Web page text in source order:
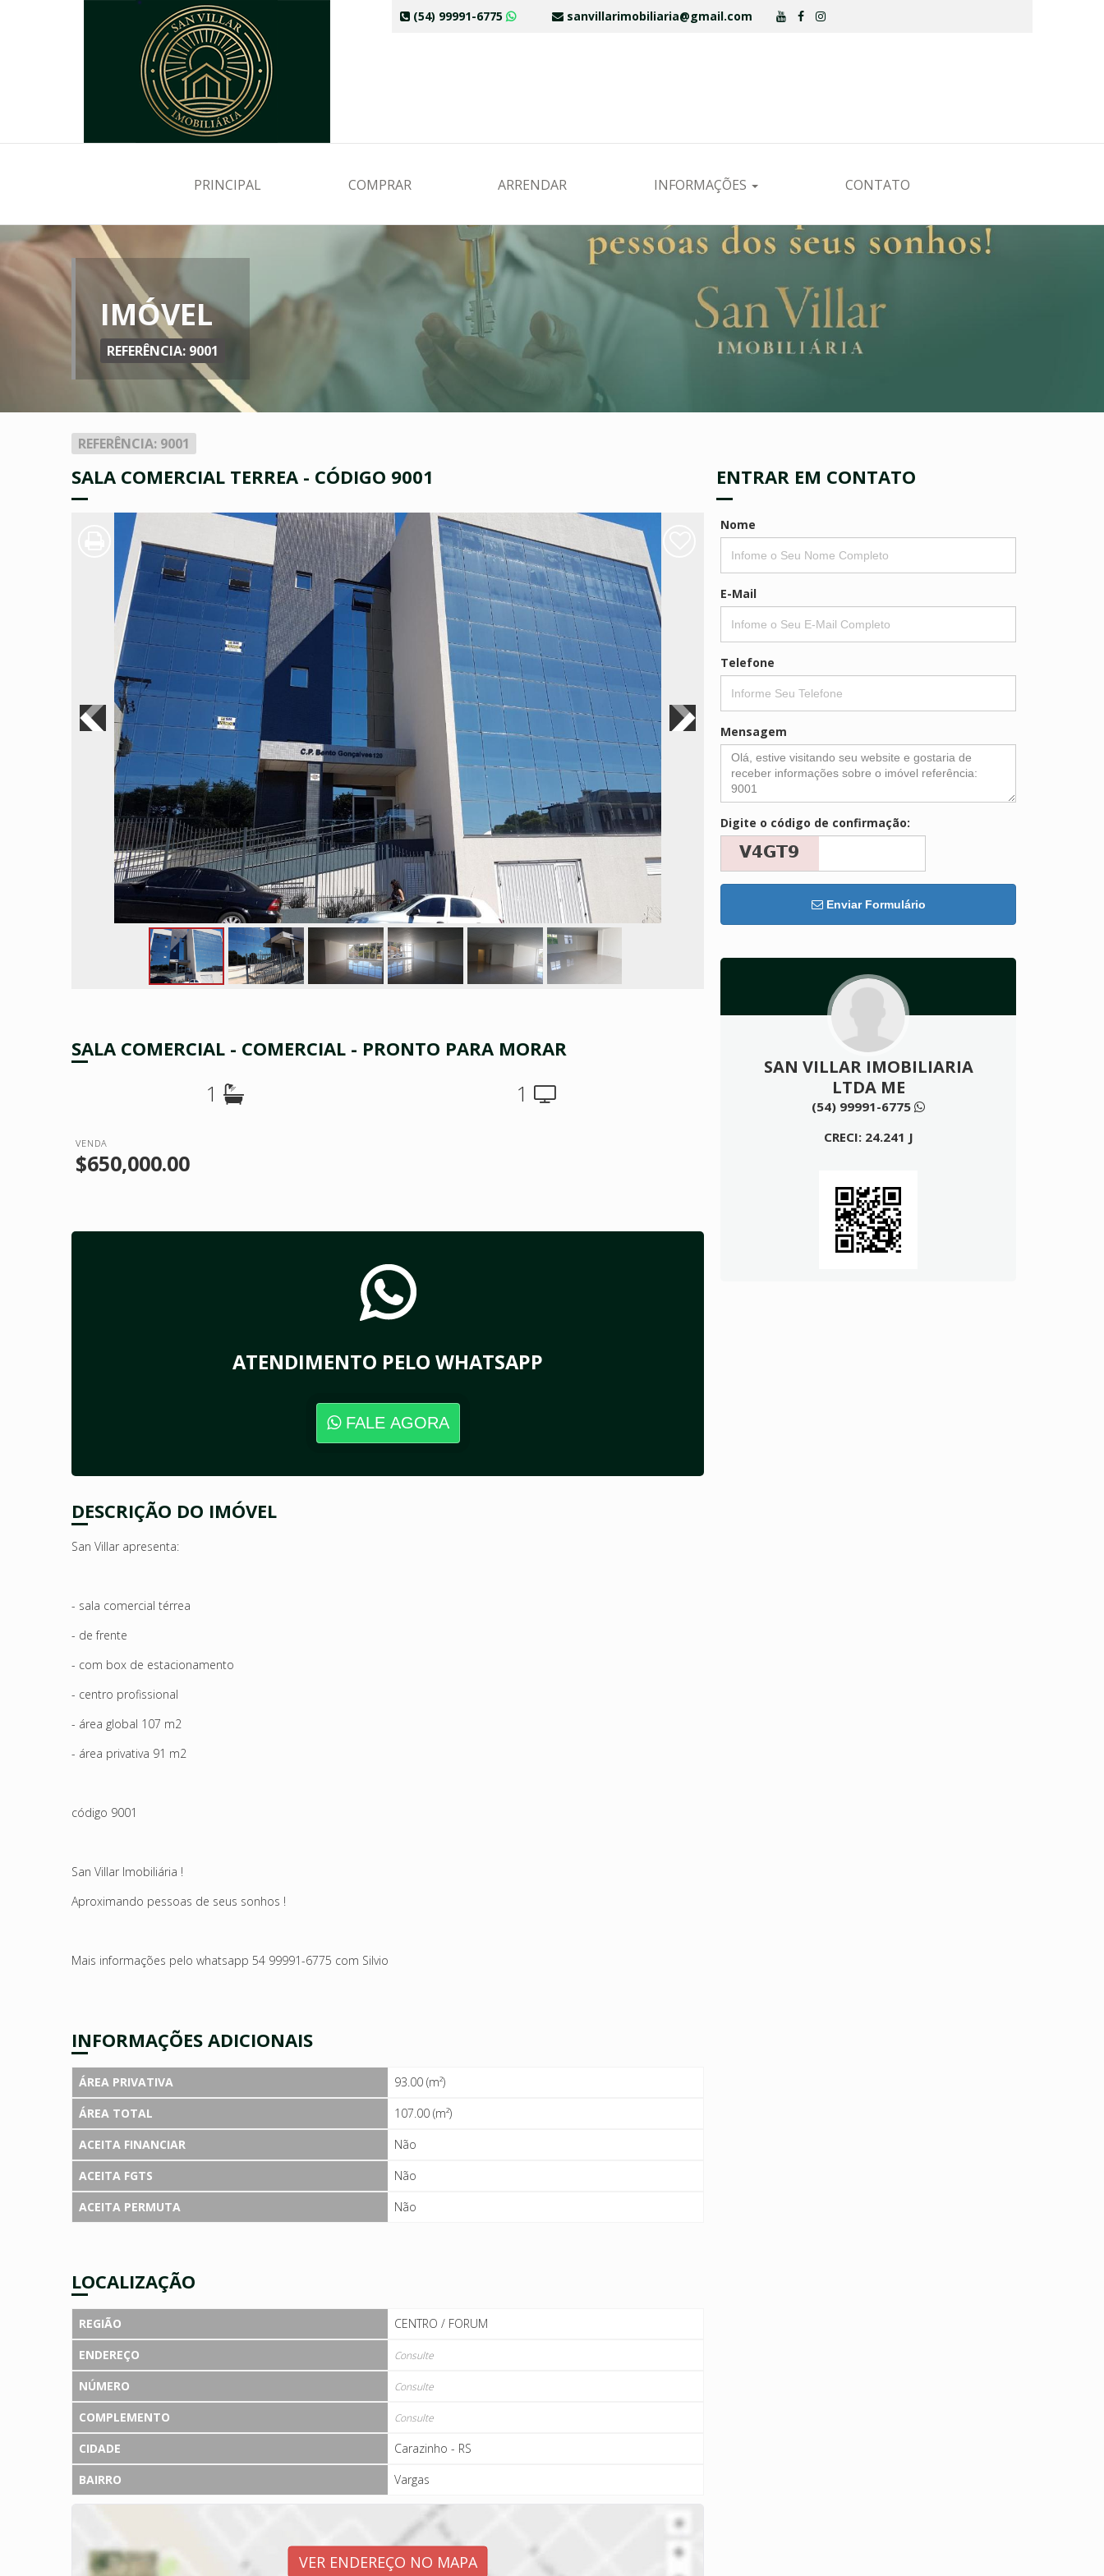
(54) 99991-6775 sanvillarimobiliaria@gmail.com
PRINCIPAL COMPRAR ARRENDAR INFORMAÇÕES CONTATO
IMÓVEL
REFERÊNCIA: 9001
REFERÊNCIA: 9001
SALA COMERCIAL TERREA - CÓDIGO 9001
SALA COMERCIAL - COMERCIAL - PRONTO PARA MORAR
1 1
VENDA
$650,000.00
ATENDIMENTO PELO WHATSAPP
FALE AGORA
DESCRIÇÃO DO IMÓVEL
San Villar apresenta:
- sala comercial térrea
- de frente
- com box de estacionamento
- centro profissional
- área global 107 m2
- área privativa 91 m2
código 9001
San Villar Imobiliária !
Aproximando pessoas de seus sonhos !
Mais informações pelo whatsapp 54 99991-6775 com Silvio
INFORMAÇÕES ADICIONAIS
ÁREA PRIVATIVA
93.00 (m²)
ÁREA TOTAL
107.00 (m²)
ACEITA FINANCIAR
Não
ACEITA FGTS
Não
ACEITA PERMUTA
Não
LOCALIZAÇÃO
REGIÃO
CENTRO / FORUM
ENDEREÇO
Consulte
NÚMERO Consulte
COMPLEMENTO Consulte
CIDADE
Carazinho - RS
BAIRRO
Vargas
VER ENDEREÇO NO MAPA
ENTRAR EM CONTATO
Nome
E-Mail
Telefone
Mensagem
Digite o código de confirmação:
Enviar Formulário
SAN VILLAR IMOBILIARIA
LTDA ME
(54) 99991-6775
CRECI: 24.241 J